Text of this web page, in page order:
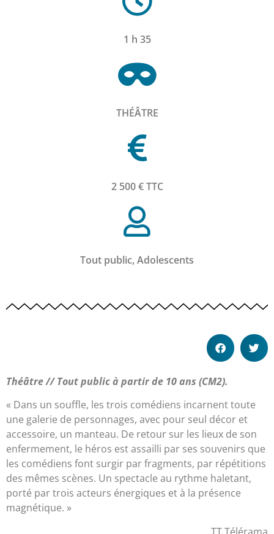
1 h 35
THÉÂTRE
2 500 € TTC
Tout public, Adolescents
Théâtre // Tout public à partir de 10 ans (CM2).
« Dans un souffle, les trois comédiens incarnent toute
une galerie de personnages, avec pour seul décor et
accessoire, un manteau. De retour sur les lieux de son
enfermement, le héros est assailli par ses souvenirs que
les comédiens font surgir par fragments, par répétitions
des mêmes scènes. Un spectacle au rythme haletant,
porté par trois acteurs énergiques et à la présence
magnétique. »